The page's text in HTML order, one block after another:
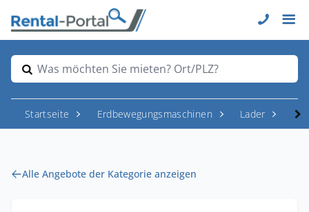
Was möchten Sie mieten? Ort/PLZ?
Startseite Erdbewegungsmaschinen Lader
Alle Angebote der Kategorie anzeigen